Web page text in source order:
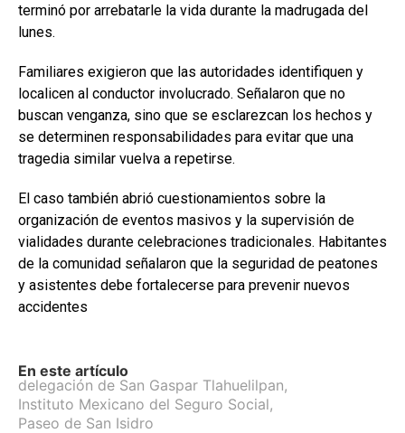
terminó por arrebatarle la vida durante la madrugada del
lunes.
Familiares exigieron que las autoridades identifiquen y
localicen al conductor involucrado. Señalaron que no
buscan venganza, sino que se esclarezcan los hechos y
se determinen responsabilidades para evitar que una
tragedia similar vuelva a repetirse.
El caso también abrió cuestionamientos sobre la
organización de eventos masivos y la supervisión de
vialidades durante celebraciones tradicionales. Habitantes
de la comunidad señalaron que la seguridad de peatones
y asistentes debe fortalecerse para prevenir nuevos
accidentes
En este artículo
delegación de San Gaspar Tlahuelilpan,
Instituto Mexicano del Seguro Social,
Paseo de San Isidro